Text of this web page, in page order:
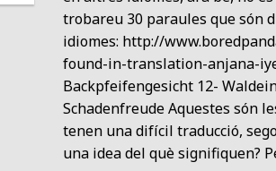
trobareu 30 paraules que són
idiomes: http://
found-in-translation-anjana-
Backpfeifengesicht 12-
Schadenfreude Aquestes són
tenen una difícil traducció,
una idea del què signifiquen?